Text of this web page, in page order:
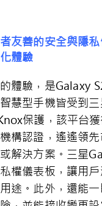
友善的安全與隱
體驗
體驗，是Galaxy
慧型手機皆受到
保護，該平台
構認證，遙遙領
解決方案。三星
權儀表板，讓用
途。此外，還能